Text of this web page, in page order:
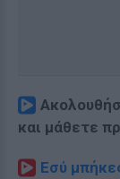
και μάθετε
Εσύ